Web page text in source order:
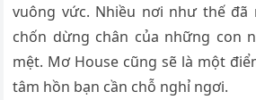
vuông vức. Nhiều nơi như thế
chốn dừng chân của những con
mệt. Mơ House cũng sẽ là một
tâm hồn bạn cần chỗ nghỉ ngơi.